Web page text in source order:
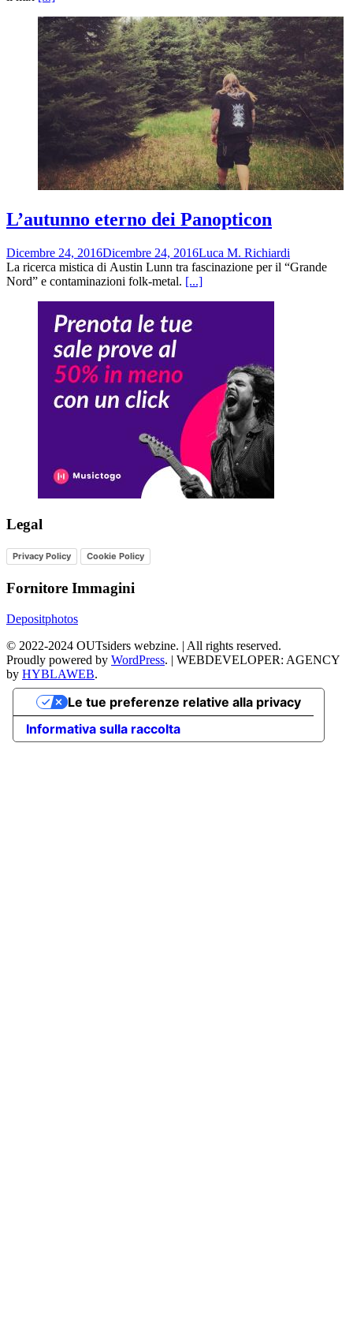
L’autunno eterno dei Panopticon
Dicembre 24, 2016Dicembre 24, 2016Luca M. Richiardi
La ricerca mistica di Austin Lunn tra fascinazione per il “Grande
Nord” e contaminazioni folk-metal. [...]
Legal
Privacy Policy Cookie Policy
Fornitore Immagini
Depositphotos
© 2022-2024 OUTsiders webzine. | All rights reserved.
Proudly powered by WordPress. | WEBDEVELOPER: AGENCY
by HYBLAWEB.
Informativa sulla raccolta
Le tue preferenze relative alla privacy